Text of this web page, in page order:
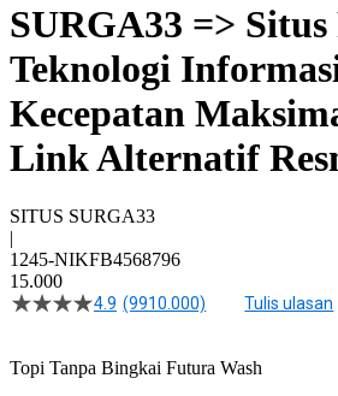
SURGA33 =>
Teknologi
Kecepatan
Link Alternatif
SITUS SURGA33
|
1245-NIKFB4568796
15.000
4.5
bintang,
4.9 (9910.000) Tulis ulasan
Topi Tanpa Bingkai Futura Wash